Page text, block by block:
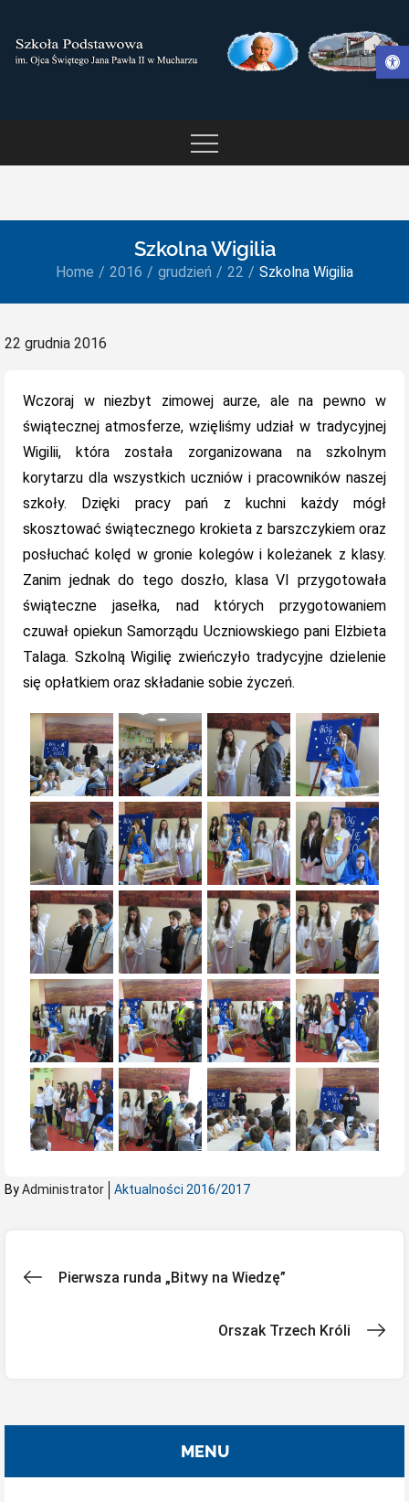
Otwórz pasek narzędzi
content
OJCA ŚWIĘTEGO JANA
Szkolna Wigilia
Home 2016 grudzień 22 Szkolna Wigilia
Posted
22 grudnia 2016
Wczoraj w niezbyt zimowej aurze, ale na pewno w
świątecznej atmosferze, wzięliśmy udział w tradycyjnej
Wigilii, która została zorganizowana na szkolnym
korytarzu dla wszystkich uczniów i pracowników naszej
szkoły. Dzięki pracy pań z kuchni każdy mógł
skosztować świątecznego krokieta z barszczykiem oraz
posłuchać kolęd w gronie kolegów i koleżanek z klasy.
Zanim jednak do tego doszło, klasa VI przygotowała
świąteczne jasełka, nad których przygotowaniem
czuwał opiekun Samorządu Uczniowskiego pani Elżbieta
Talaga. Szkolną Wigilię zwieńczyło tradycyjne dzielenie
się opłatkiem oraz składanie sobie życzeń.
ByAdministrator Aktualności 2016/2017
Nawigacja
Pierwsza runda „Bitwy na Wiedzę”
Orszak Trzech Króli
MENU